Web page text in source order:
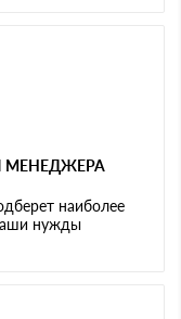
МЕНЕДЖЕРА
наиболее
нужды